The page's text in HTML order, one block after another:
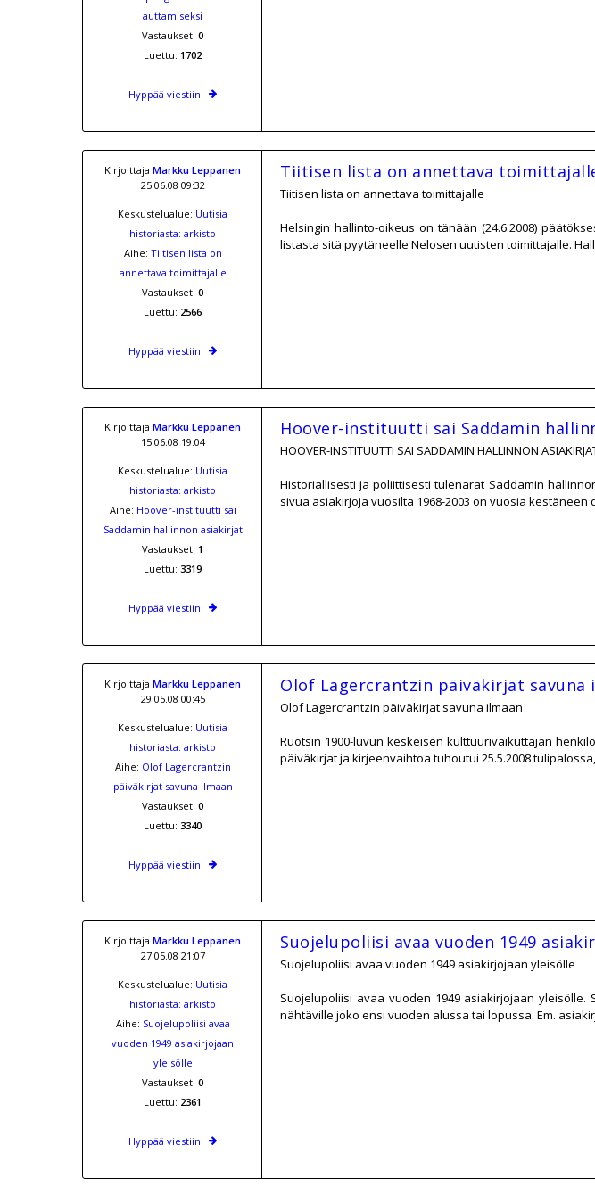
auttamiseksi
Vastaukset: 0
Luettu: 1702
Hyppää viestiin
Kirjoittaja Markku Leppanen
25.06.08 09:32
Keskustelualue: Uutisia
historiasta: arkisto
Aihe: Tiitisen lista on
annettava toimittajalle
Vastaukset: 0
Luettu: 2566
Hyppää viestiin
Tiitisen lista on annettava
Tiitisen lista on annettava toimittajalle
Helsingin hallinto-oikeus on tänään (24.6.2008)
listasta sitä pyytäneelle Nelosen uutisten toimittajalle.
Kirjoittaja Markku Leppanen
15.06.08 19:04
Keskustelualue: Uutisia
historiasta: arkisto
Aihe: Hoover-instituutti sai
Saddamin hallinnon asiakirjat
Vastaukset: 1
Luettu: 3319
Hyppää viestiin
Hoover-instituutti sai Saddamin
HOOVER-INSTITUUTTI SAI SADDAMIN HALLINNON
Historiallisesti ja poliittisesti tulenarat Saddamin
sivua asiakirjoja vuosilta 1968-2003 on vuosia kestäneen
Kirjoittaja Markku Leppanen
29.05.08 00:45
Keskustelualue: Uutisia
historiasta: arkisto
Aihe: Olof Lagercrantzin
päiväkirjat savuna ilmaan
Vastaukset: 0
Luettu: 3340
Hyppää viestiin
Olof Lagercrantzin päiväkirjat savuna
Olof Lagercrantzin päiväkirjat savuna ilmaan
Ruotsin 1900-luvun keskeisen kulttuurivaikuttajan
päiväkirjat ja kirjeenvaihtoa tuhoutui 25.5.2008
Kirjoittaja Markku Leppanen
27.05.08 21:07
Keskustelualue: Uutisia
historiasta: arkisto
Aihe: Suojelupoliisi avaa
vuoden 1949 asiakirjojaan
yleisölle
Vastaukset: 0
Luettu: 2361
Hyppää viestiin
Suojelupoliisi avaa vuoden 1949
Suojelupoliisi avaa vuoden 1949 asiakirjojaan yleisölle
Suojelupoliisi avaa vuoden 1949 asiakirjojaan
nähtäville joko ensi vuoden alussa tai lopussa. Em.